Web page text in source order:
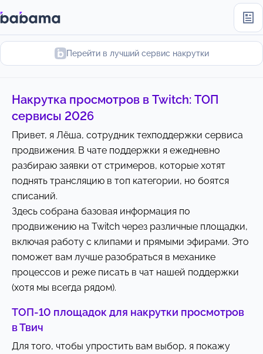
Перейти в лучший сервис накрутки
Накрутка просмотров в Twitch: ТОП
сервисы 2026
Привет, я Лёша, сотрудник техподдержки сервиса
продвижения. В чате поддержки я ежедневно
разбираю заявки от стримеров, которые хотят
поднять трансляцию в топ категории, но боятся
списаний.
Здесь собрана базовая информация по
продвижению на Twitch через различные площадки,
включая работу с клипами и прямыми эфирами. Это
поможет вам лучше разобраться в механике
процессов и реже писать в чат нашей поддержки
(хотя мы всегда рядом).
ТОП-10 площадок для накрутки просмотров
в Твич
Для того, чтобы упростить вам выбор, я покажу